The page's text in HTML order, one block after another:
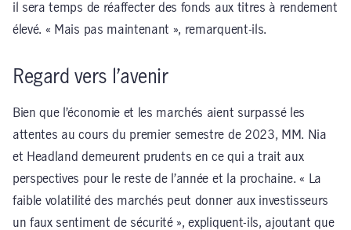
il sera temps de réaffecter des fonds aux titres à rendement
élevé. « Mais pas maintenant », remarquent-ils.
Regard vers l’avenir
Bien que l’économie et les marchés aient surpassé les
attentes au cours du premier semestre de 2023, MM. Nia
et Headland demeurent prudents en ce qui a trait aux
perspectives pour le reste de l’année et la prochaine. « La
faible volatilité des marchés peut donner aux investisseurs
un faux sentiment de sécurité », expliquent-ils, ajoutant que